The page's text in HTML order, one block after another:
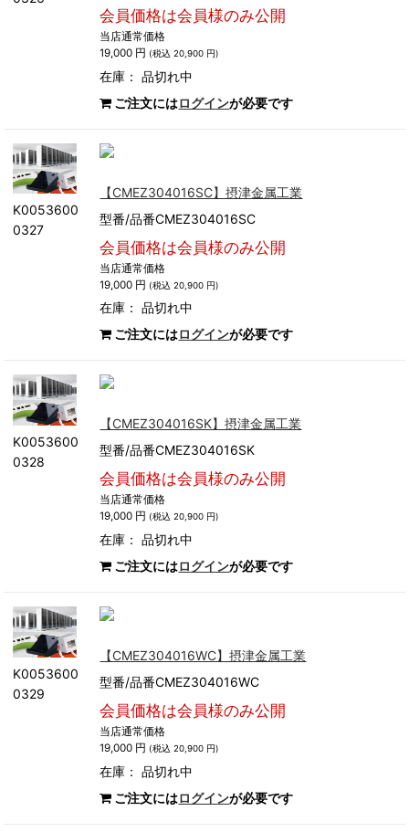
会員価格は会員様のみ公開
当店通常価格
19,000 円 (税込 20,900 円)
在庫：品切れ中
ご注文にはログインが必要です
K0053600
0327
【CMEZ304016SC】摂津金属工業
型番/品番CMEZ304016SC
会員価格は会員様のみ公開
当店通常価格
19,000 円 (税込 20,900 円)
在庫：品切れ中
ご注文にはログインが必要です
K0053600
0328
【CMEZ304016SK】摂津金属工業
型番/品番CMEZ304016SK
会員価格は会員様のみ公開
当店通常価格
19,000 円 (税込 20,900 円)
在庫：品切れ中
ご注文にはログインが必要です
K0053600
0329
【CMEZ304016WC】摂津金属工業
型番/品番CMEZ304016WC
会員価格は会員様のみ公開
当店通常価格
19,000 円 (税込 20,900 円)
在庫：品切れ中
ご注文にはログインが必要です